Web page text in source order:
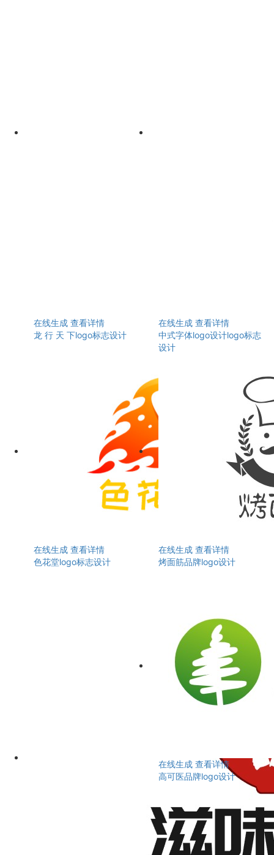
在线生成 查看详情
龙 行 天 下logo标志设计
在线生成 查看详情
中式字体logo设计logo标志
设计
在线生成 查看详情
色花堂logo标志设计
在线生成 查看详情
烤面筋品牌logo设计
在线生成 查看详情
高可医品牌logo设计